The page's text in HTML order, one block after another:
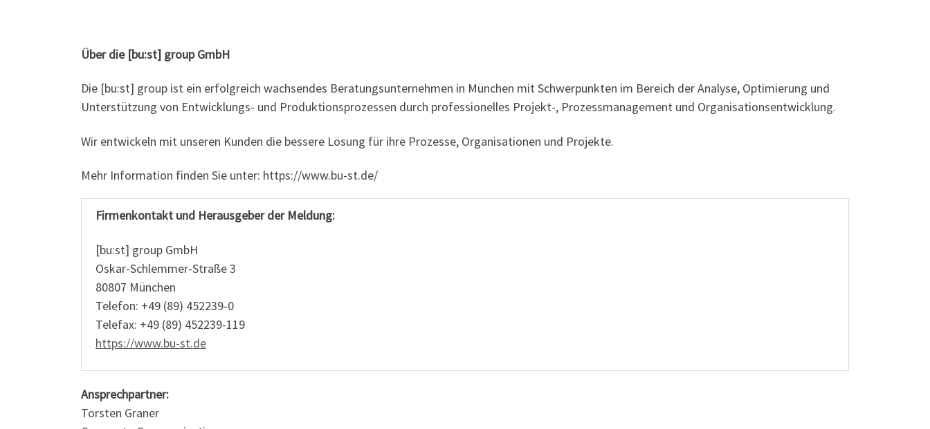
Über die [bu:st] group GmbH
Die [bu:st] group ist ein erfolgreich wachsendes Beratungsunternehmen in München mit Schwerpunkten im Bereich der Analyse, Optimierung und
Unterstützung von Entwicklungs- und Produktionsprozessen durch professionelles Projekt-, Prozessmanagement und Organisationsentwicklung.
Wir entwickeln mit unseren Kunden die bessere Lösung für ihre Prozesse, Organisationen und Projekte.
Mehr Information finden Sie unter: https://www.bu-st.de/
Firmenkontakt und Herausgeber der Meldung:
[bu:st] group GmbH
Oskar-Schlemmer-Straße 3
80807 München
Telefon: +49 (89) 452239-0
Telefax: +49 (89) 452239-119
https://www.bu-st.de
Ansprechpartner:
Torsten Graner